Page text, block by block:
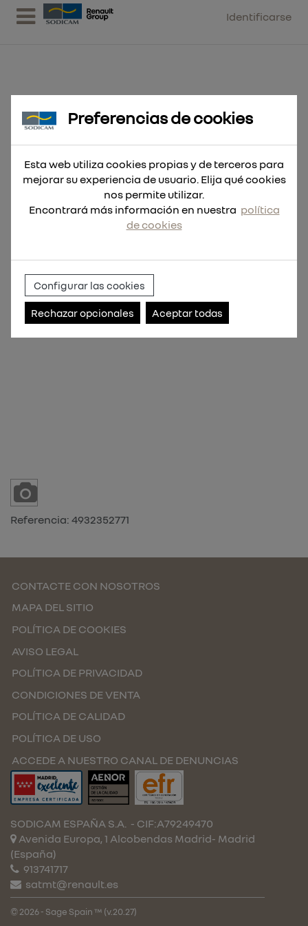
Identificarse
Broca SDS-Max MX4 4 filos
22x1320
Referencia: 4932352771
CONTACTE CON NOSOTROS
MAPA DEL SITIO
POLÍTICA DE COOKIES
AVISO LEGAL
POLÍTICA DE PRIVACIDAD
CONDICIONES DE VENTA
POLÍTICA DE CALIDAD
POLÍTICA DE USO
ACCEDE A NUESTRO CANAL DE DENUNCIAS
SODICAM ESPAÑA S.A. - CIF:A79249470
Avenida Europa, 1 Alcobendas Madrid- Madrid
(España)
913741717
satmt@renault.es
© 2026 - Sage Spain ™ (v.20.27)
Preferencias de cookies
Esta web utiliza cookies propias y de terceros para
mejorar su experiencia de usuario. Elija qué cookies
nos permite utilizar.
Encontrará más información en nuestra política
de cookies
Configurar las cookies
Rechazar opcionales Aceptar todas